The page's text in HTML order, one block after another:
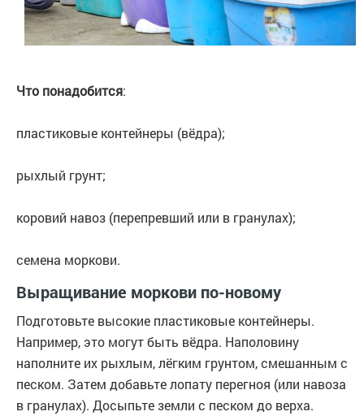
Что понадобится:
пластиковые контейнеры (вёдра);
рыхлый грунт;
коровий навоз (перепревший или в гранулах);
семена моркови.
Выращивание моркови по-новому
Подготовьте высокие пластиковые контейнеры.
Например, это могут быть вёдра. Наполовину
наполните их рыхлым, лёгким грунтом, смешанным с
песком. Затем добавьте лопату перегноя (или навоза
в гранулах). Досыпьте земли с песком до верха.